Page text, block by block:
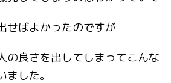
せばよかったのですが
の良さを出してしまってこんな
した。